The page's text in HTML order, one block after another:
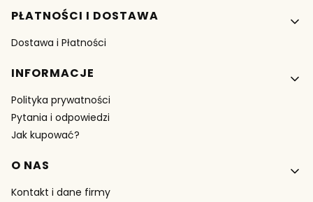
PŁATNOŚCI I DOSTAWA
Dostawa i Płatności
INFORMACJE
Polityka prywatności
Pytania i odpowiedzi
Jak kupować?
O NAS
Kontakt i dane firmy